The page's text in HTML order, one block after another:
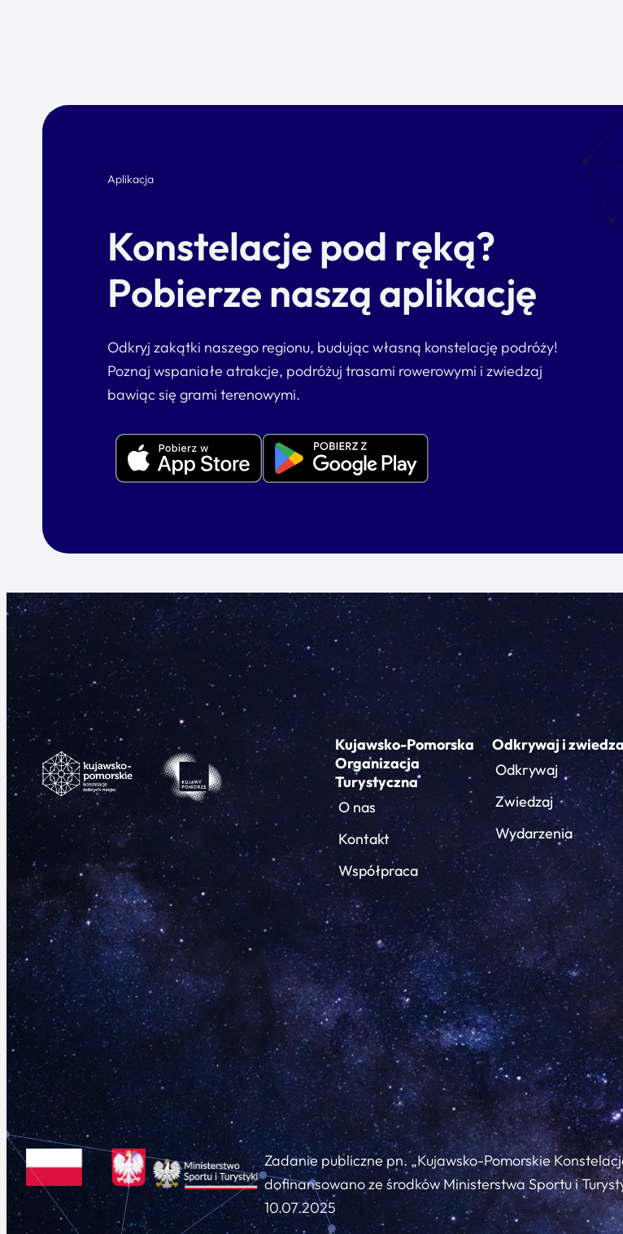
Aplikacja
Konstelacje pod ręką?
Pobierze naszą aplikację
Odkryj zakątki naszego regionu, budując własną konstelację podróży!
Poznaj wspaniałe atrakcje, podróżuj trasami rowerowymi i zwiedzaj
bawiąc się grami terenowymi.
Kujawsko-Pomorska
Organizacja
Turystyczna
O nas
Kontakt
Współpraca
Odkrywaj i
Odkrywaj
Zwiedzaj
Wydarzenia
Zadanie publiczne pn. „Kujawsko-Pomorskie
dofinansowano ze środków Ministerstwa Sportu i
10.07.2025